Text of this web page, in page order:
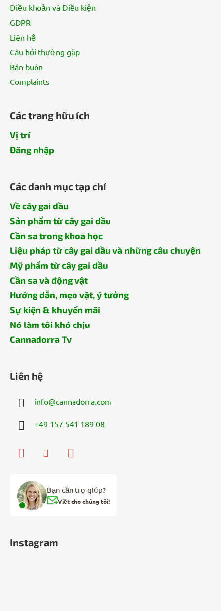
Điều khoản và Điều kiện
GDPR
Liên hệ
Câu hỏi thường gặp
Bán buôn
Complaints
Các trang hữu ích
Vị trí
Đăng nhập
Các danh mục tạp chí
Về cây gai dầu
Sản phẩm từ cây gai dầu
Cần sa trong khoa học
Liệu pháp từ cây gai dầu và những câu chuyện
Mỹ phẩm từ cây gai dầu
Cần sa và động vật
Hướng dẫn, mẹo vặt, ý tưởng
Sự kiện & khuyến mãi
Nó làm tôi khó chịu
Cannadorra Tv
Liên hệ
info@cannadorra.com
+49 157 541 189 08
Bạn cần trợ giúp?
Viết cho chúng tôi!
Instagram